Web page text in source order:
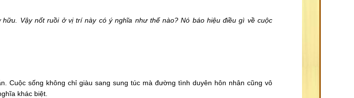
Vậy nốt ruồi ở vị trí này có ý nghĩa như thế nào? Nó báo hiệu điều gì về cuộc
Cuộc sống không chỉ giàu sang sung túc mà đường tình duyên hôn nhân cũng vô
khác biệt.